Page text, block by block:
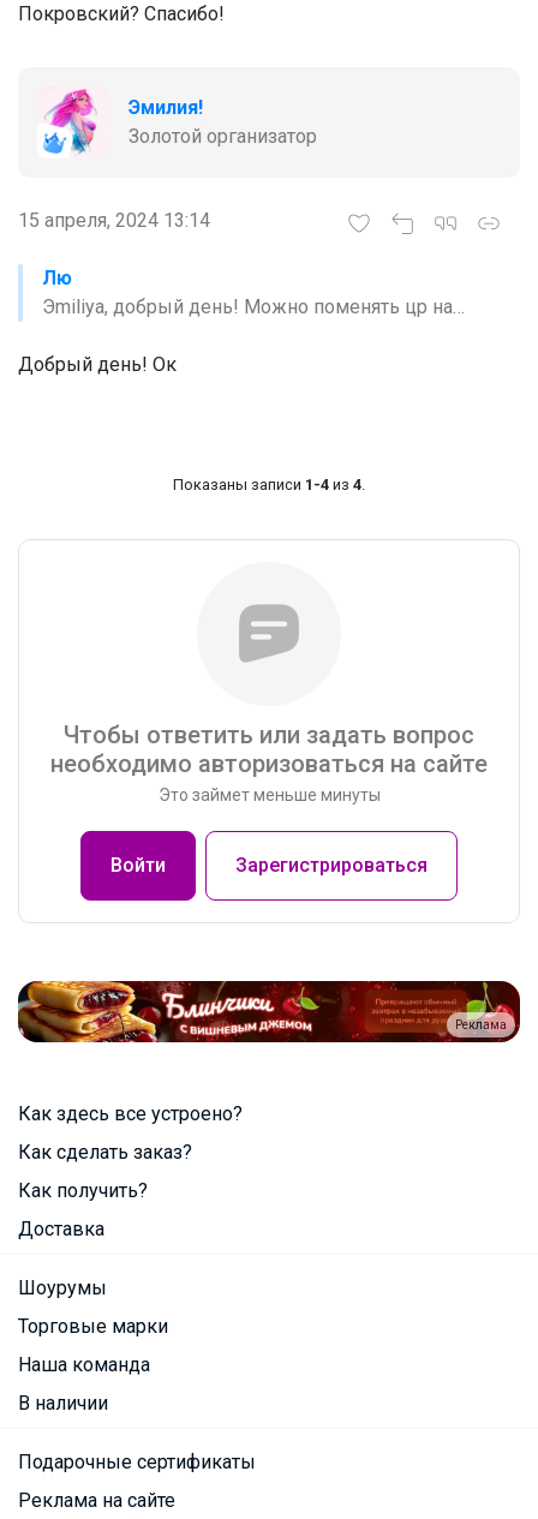
Покровский? Спасибо!
Эмилия!
Золотой организатор
15 апреля, 2024 13:14
Лю
Эmiliya, добрый день! Можно поменять цр на
Добрый день! Ок
Показаны записи 1-4 из 4
Чтобы ответить или задать вопрос
необходимо авторизоваться на сайте
Это займет меньше минуты
Войти Зарегистрироваться
Реклама
Как здесь все устроено?
Как сделать заказ?
Как получить?
Доставка
Шоурумы
Торговые марки
Наша команда
В наличии
Подарочные сертификаты
Реклама на сайте